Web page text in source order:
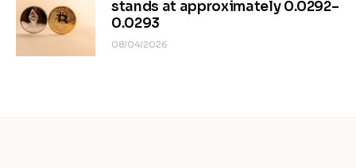
stands at approximately 0.0292–
0.0293
08/04/2026